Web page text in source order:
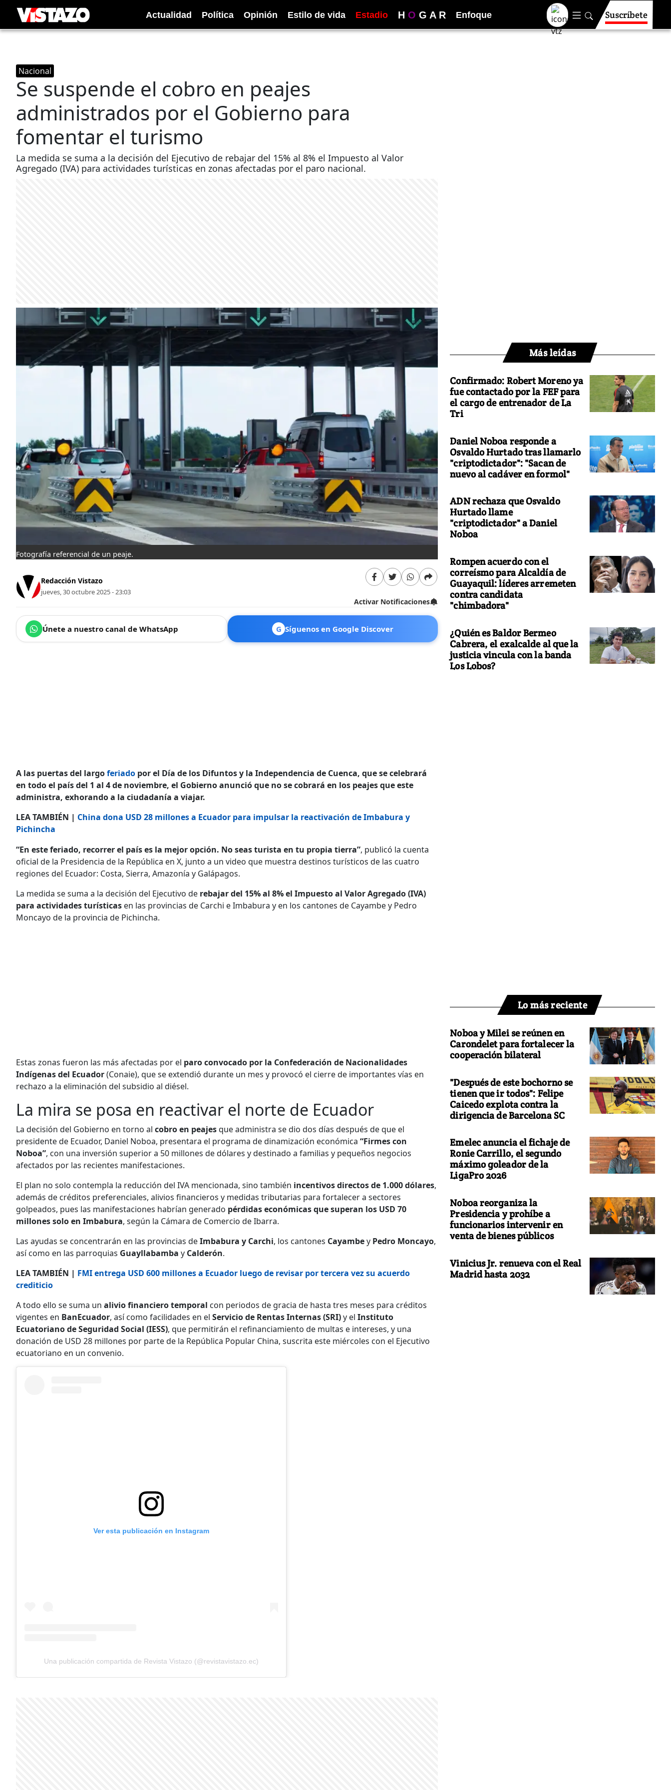
Actualidad Política Opinión Estilo de vida Estadio H O G A R Enfoque Suscríbete
Nacional
Se suspende el cobro en peajes
administrados por el Gobierno para
fomentar el turismo
La medida se suma a la decisión del Ejecutivo de rebajar del 15% al 8% el Impuesto al Valor
Agregado (IVA) para actividades turísticas en zonas afectadas por el paro nacional.
Fotografía referencial de un peaje.
Redacción Vistazo
jueves, 30 octubre 2025 - 23:03
Activar Notificaciones
Únete a nuestro canal de WhatsApp G Síguenos en Google Discover
A las puertas del largoferiado por el Día de los Difuntos y la Independencia de Cuenca, que se celebrará
en todo el país del 1 al 4 de noviembre, el Gobierno anunció que no se cobrará en los peajes que este
administra, exhorando a la ciudadanía a viajar.
LEA TAMBIÉN | China dona USD 28 millones a Ecuador para impulsar la reactivación de Imbabura y
Pichincha
“En este feriado, recorrer el país es la mejor opción. No seas turista en tu propia tierra”, publicó la cuenta
oficial de la Presidencia de la República en X, junto a un video que muestra destinos turísticos de las cuatro
regiones del Ecuador: Costa, Sierra, Amazonía y Galápagos.
La medida se suma a la decisión del Ejecutivo de rebajar del 15% al 8% el Impuesto al Valor Agregado (IVA)
para actividades turísticas en las provincias de Carchi e Imbabura y en los cantones de Cayambe y Pedro
Moncayo de la provincia de Pichincha.
Estas zonas fueron las más afectadas por el paro convocado por la Confederación de Nacionalidades
Indígenas del Ecuador(Conaie), que se extendió durante un mes y provocó el cierre de importantes vías en
rechazo a la eliminación del subsidio al diésel.
La mira se posa en reactivar el norte de Ecuador
La decisión del Gobierno en torno al cobro en peajesque administra se dio dos días después de que el
presidente de Ecuador, Daniel Noboa, presentara el programa de dinamización económica “Firmes con
Noboa”, con una inversión superior a 50 millones de dólares y destinado a familias y pequeños negocios
afectados por las recientes manifestaciones.
El plan no solo contempla la reducción del IVA mencionada, sino también incentivos directos de 1.000 dólares,
además de créditos preferenciales, alivios financieros y medidas tributarias para fortalecer a sectores
golpeados, pues las manifestaciones habrían generado pérdidas económicas que superan los USD 70
millones solo en Imbabura, según la Cámara de Comercio de Ibarra.
Las ayudas se concentrarán en las provincias deImbabura y Carchi, los cantones Cayambey Pedro Moncayo,
así como en las parroquias Guayllabamba y Calderón.
LEA TAMBIÉN | FMI entrega USD 600 millones a Ecuador luego de revisar por tercera vez su acuerdo
crediticio
A todo ello se suma un alivio financiero temporal con periodos de gracia de hasta tres meses para créditos
vigentes en BanEcuador, así como facilidades en el Servicio de Rentas Internas (SRI)y el Instituto
Ecuatoriano de Seguridad Social (IESS), que permitirán el refinanciamiento de multas e intereses, y una
donación de USD 28 millones por parte de la República Popular China, suscrita este miércoles con el Ejecutivo
ecuatoriano en un convenio.
Ver esta publicación en Instagram
Una publicación compartida de Revista Vistazo (@revistavistazo.ec)
Más leídas
Confirmado: Robert Moreno ya
fue contactado por la FEF para
el cargo de entrenador de La
Tri
Daniel Noboa responde a
Osvaldo Hurtado tras llamarlo
"criptodictador": "Sacan de
nuevo al cadáver en formol"
ADN rechaza que Osvaldo
Hurtado llame
"criptodictador" a Daniel
Noboa
Rompen acuerdo con el
correísmo para Alcaldía de
Guayaquil: líderes arremeten
contra candidata
"chimbadora"
¿Quién es Baldor Bermeo
Cabrera, el exalcalde al que la
justicia vincula con la banda
Los Lobos?
Lo más reciente
Noboa y Milei se reúnen en
Carondelet para fortalecer la
cooperación bilateral
"Después de este bochorno se
tienen que ir todos": Felipe
Caicedo explota contra la
dirigencia de Barcelona SC
Emelec anuncia el fichaje de
Ronie Carrillo, el segundo
máximo goleador de la
LigaPro 2026
Noboa reorganiza la
Presidencia y prohíbe a
funcionarios intervenir en
venta de bienes públicos
Vinicius Jr. renueva con el Real
Madrid hasta 2032